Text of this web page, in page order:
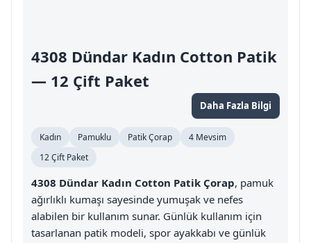
4308 Dündar Kadın Cotton Patik
— 12 Çift Paket
Daha Fazla Bilgi
Kadın Pamuklu Patik Çorap
4 Mevsim
12 Çift Paket
4308 Dündar Kadın Cotton Patik Çorap, pamuk
ağırlıklı kumaşı sayesinde yumuşak ve nefes
alabilen bir kullanım sunar. Günlük kullanım için
tasarlanan patik modeli, spor ayakkabı ve günlük